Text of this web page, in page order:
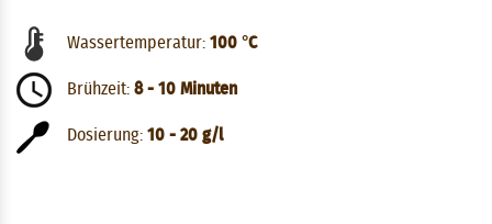
Wassertemperatur: 100 °C
Brühzeit: 8 - 10 Minuten
Dosierung: 10 - 20 g/l